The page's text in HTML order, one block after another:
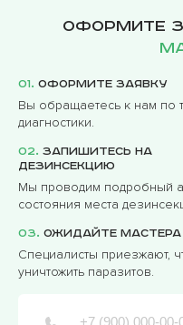
Оформите
01. Оформите заявку
Вы обращаетесь к нам по
диагностики.
02. Запишитесь на
дезинсекцию
Мы проводим подробный
состояния места
03. Ожидайте мастера
Специалисты приезжают,
уничтожить паразитов.